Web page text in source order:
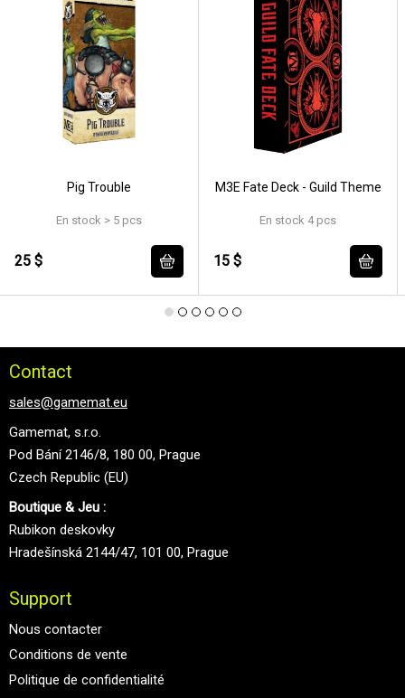
Pig Trouble
En stock > 5 pcs
25 $
M3E Fate Deck - Guild Theme
En stock 4 pcs
15 $
Contact
sales@gamemat.eu
Gamemat, s.r.o.
Pod Bání 2146/8, 180 00, Prague
Czech Republic (EU)
Boutique & Jeu :
Rubikon deskovky
Hradešínská 2144/47, 101 00, Prague
Support
Nous contacter
Conditions de vente
Politique de confidentialité